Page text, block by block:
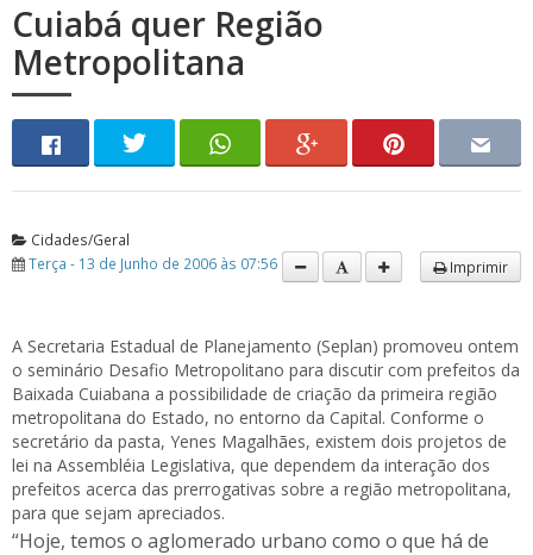
Cuiabá quer Região
Metropolitana
Cidades/Geral
Terça - 13 de Junho de 2006 às 07:56
Imprimir
A Secretaria Estadual de Planejamento (Seplan) promoveu ontem
o seminário Desafio Metropolitano para discutir com prefeitos da
Baixada Cuiabana a possibilidade de criação da primeira região
metropolitana do Estado, no entorno da Capital. Conforme o
secretário da pasta, Yenes Magalhães, existem dois projetos de
lei na Assembléia Legislativa, que dependem da interação dos
prefeitos acerca das prerrogativas sobre a região metropolitana,
para que sejam apreciados.
“Hoje, temos o aglomerado urbano como o que há de